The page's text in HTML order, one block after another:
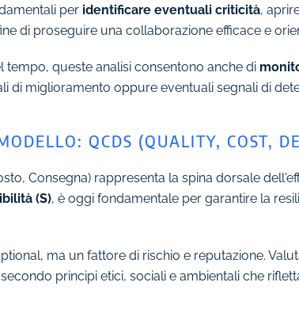
per identificare eventuali criticità,
di proseguire una collaborazione efficace e
queste analisi consentono anche di
di miglioramento oppure eventuali segnali di
QCDS (QUALITY, COST,
Consegna) rappresenta la spina dorsale
(S), è oggi fondamentale per garantire la
ma un fattore di rischio e reputazione.
principi etici, sociali e ambientali che